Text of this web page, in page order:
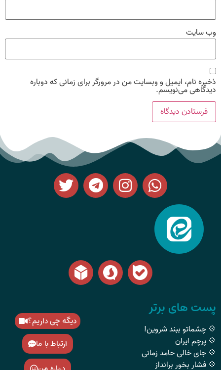
وب‌ سایت
ذخیره نام، ایمیل و وبسایت من در مرورگر برای زمانی که دوباره
دیدگاهی می‌نویسم.
پست های برتر
💠 چشماتو ببند شروین!
💠 پرچم ایران
💠 جای خالی حامد زمانی
💠 فشار بخور برانداز
دیگه چی داریم؟
ارتباط با ما